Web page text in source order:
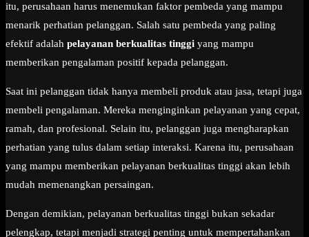
itu, perusahaan harus menemukan faktor pembeda yang mampu
menarik perhatian pelanggan. Salah satu pembeda yang paling
efektif adalah pelayanan berkualitas tinggi yang mampu
memberikan pengalaman positif kepada pelanggan.
Saat ini pelanggan tidak hanya membeli produk atau jasa, tetapi juga
membeli pengalaman. Mereka menginginkan pelayanan yang cepat,
ramah, dan profesional. Selain itu, pelanggan juga mengharapkan
perhatian yang tulus dalam setiap interaksi. Karena itu, perusahaan
yang mampu memberikan pelayanan berkualitas tinggi akan lebih
mudah memenangkan persaingan.
Dengan demikian, pelayanan berkualitas tinggi bukan sekadar
pelengkap, tetapi menjadi strategi penting untuk mempertahankan